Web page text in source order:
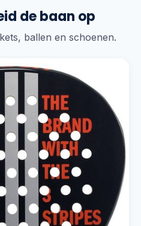
de baan op
ballen en schoenen.